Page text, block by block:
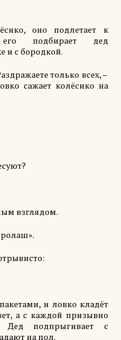
, оно подлетает к
подбирает дед
и с бородкой.
только всех, –
сажает колёсико на
взглядом.
».
и ловко кладёт
а с каждой призывно
Дед подпрыгивает с
на пол.